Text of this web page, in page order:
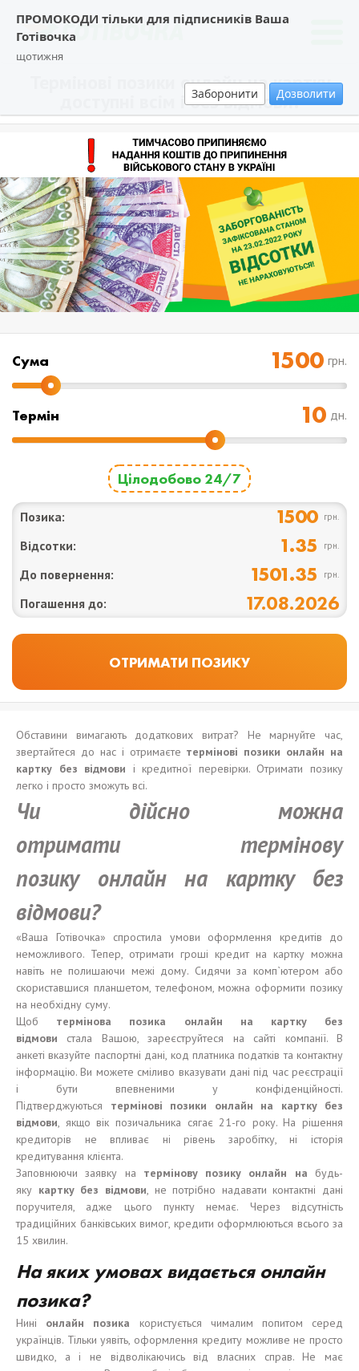
ПРОМОКОДИ тільки для підписників Ваша
Готівочка
щотижня
Заборонити Дозволити
Термінові позики онлайн на картку
доступні всім і без відмови!
Cума грн.
Термін дн.
Цілодобово 24/7
Позика: 1500 грн.
Відсотки: 1.35 грн.
До повернення: 1501.35 грн.
Погашення до: 17.08.2026
Обставини вимагають додаткових витрат? Не марнуйте час,
звертайтеся до нас і отримаєте термінові позики онлайн на
картку без відмови і кредитної перевірки. Отримати позику
легко і просто зможуть всі.
Чи дійсно можна
отримати
термінову
позикуонлайн на картку без
відмови?
«Ваша Готівочка» спростила умови оформлення кредитів до
неможливого. Тепер, отримати гроші кредит на картку можна
навіть не полишаючи межі дому. Сидячи за комп`ютером або
скориставшися планшетом, телефоном, можна оформити позику
на необхідну суму.
Щоб термінова позика онлайн на картку без
відмови стала Вашою, зареєструйтеся на сайті компанії. В
анкеті вказуйте паспортні дані, код платника податків та контактну
інформацію. Ви можете сміливо вказувати дані під час реєстрації
і бути впевненими у конфіденційності.
Підтверджуються термінові позики онлайн на картку без
відмови, якщо вік позичальника сягає 21-го року. На рішення
кредиторів не впливає ні рівень заробітку, ні історія
кредитування клієнта.
Заповнюючи заявку на термінову позику онлайн на будь-
яку картку без відмови, не потрібно надавати контактні дані
поручителя, адже цього пункту немає. Через відсутність
традиційних банківських вимог, кредити оформлюються всього за
15 хвилин.
Наякихумовахвидається онлайн
позика?
Нині онлайн позика користується чималим попитом серед
українців. Тільки уявіть, оформлення кредиту можливе не просто
швидко, а і не відволікаючись від власних справ. Не має